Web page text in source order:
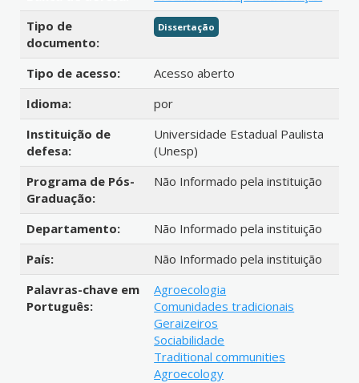
Tipo de
documento:
Dissertação
Tipo de acesso:
Acesso aberto
Idioma:
por
Instituição de
defesa:
Universidade Estadual Paulista
(Unesp)
Programa de Pós-
Graduação:
Não Informado pela instituição
Departamento:
Não Informado pela instituição
País:
Não Informado pela instituição
Palavras-chave em
Português:
Agroecologia
Comunidades tradicionais
Geraizeiros
Sociabilidade
Traditional communities
Agroecology